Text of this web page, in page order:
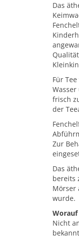
Das
Für
frisch
der
Zur
Das
bereits
Mörser
wurde.
Nicht